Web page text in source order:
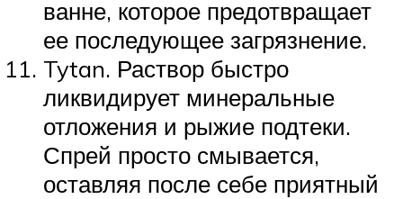
ванне, которое предотвращает
ее последующее загрязнение.
Tytan. Раствор быстро
ликвидирует минеральные
отложения и рыжие подтеки.
Спрей просто смывается,
оставляя после себе приятный